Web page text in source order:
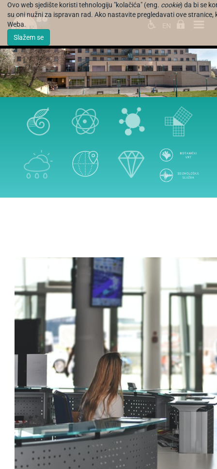
Ovo web sjedište koristi tehnologiju "kolačića" (eng. cookie) da bi se
su oni nužni za ispravan rad. Ako nastavite pregledavati ove
Weba.
Slažem se
EN